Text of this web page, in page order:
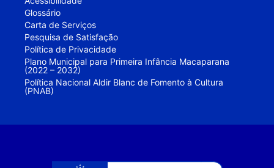
Glossário
Carta de Serviços
Pesquisa de Satisfação
Política de Privacidade
Plano Municipal para Primeira Infância Macaparana
(2022 – 2032)
Política Nacional Aldir Blanc de Fomento à Cultura
(PNAB)